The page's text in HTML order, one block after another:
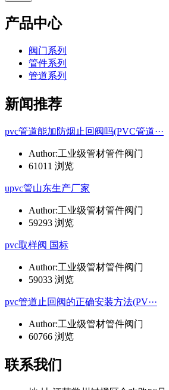
产品中心
阀门系列
管件系列
管道系列
新闻推荐
pvc管道能加防烟止回阀吗(PVC管道···
Author:工业级管材管件阀门
61011 浏览
upvc管山东生产厂家
Author:工业级管材管件阀门
59293 浏览
pvc取样阀 国标
Author:工业级管材管件阀门
59033 浏览
pvc管道止回阀的正确安装方法(PV···
Author:工业级管材管件阀门
60766 浏览
联系我们